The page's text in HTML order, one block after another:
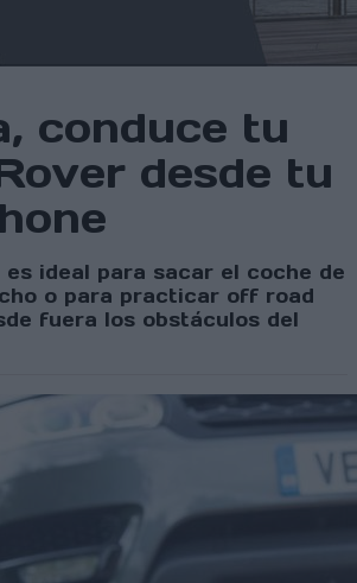
conduce tu
desde tu
ideal para sacar el coche de
o para practicar off road
fuera los obstáculos del